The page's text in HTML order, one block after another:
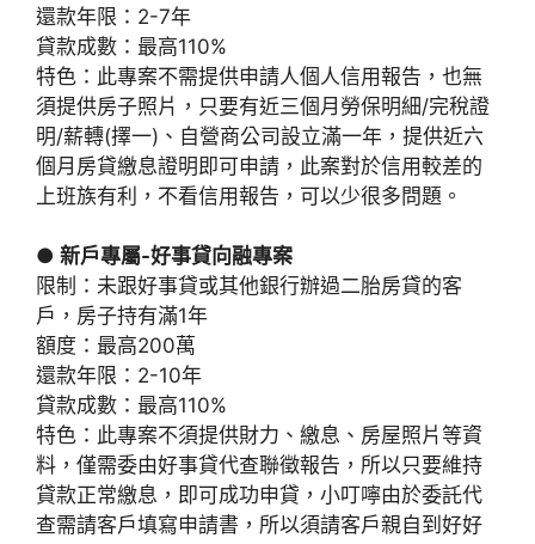
還款年限：2-7年
貸款成數：最高110%
特色：此專案不需提供申請人個人信用報告，也無
須提供房子照片，只要有近三個月勞保明細/完稅證
明/薪轉(擇一)、自營商公司設立滿一年，提供近六
個月房貸繳息證明即可申請，此案對於信用較差的
上班族有利，不看信用報告，可以少很多問題。
● 新戶專屬-好事貸向融專案
限制：未跟好事貸或其他銀行辦過二胎房貸的客
戶，房子持有滿1年
額度：最高200萬
還款年限：2-10年
貸款成數：最高110%
特色：此專案不須提供財力、繳息、房屋照片等資
料，僅需委由好事貸代查聯徵報告，所以只要維持
貸款正常繳息，即可成功申貸，小叮嚀由於委託代
查需請客戶填寫申請書，所以須請客戶親自到好好